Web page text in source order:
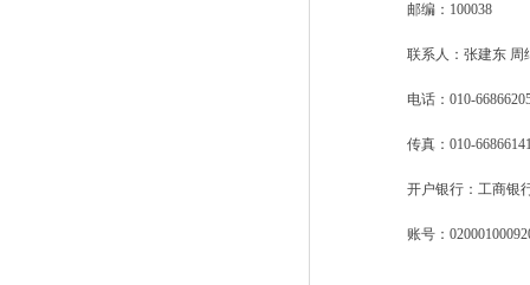
邮编：100038
联系人：张建东 周
电话：010-66866205
传真：010-
开户银行：工商银行
账号：